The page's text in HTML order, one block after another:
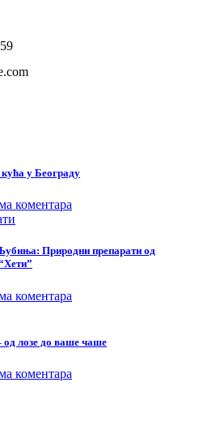
у Београду
коментара
Природни препарати од
коментара
лозе до ваше чаше
коментара